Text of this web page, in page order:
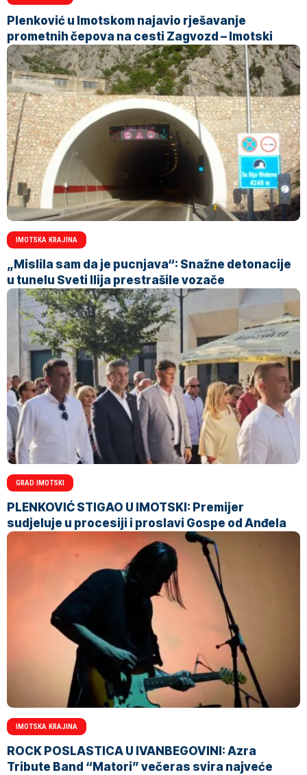
Plenković u Imotskom najavio rješavanje
prometnih čepova na cesti Zagvozd – Imotski
IMOTSKA KRAJINA
„Mislila sam da je pucnjava“: Snažne detonacije
u tunelu Sveti Ilija prestrašile vozače
GRAD IMOTSKI
PLENKOVIĆ STIGAO U IMOTSKI: Premijer
sudjeluje u procesiji i proslavi Gospe od Anđela
IMOTSKA KRAJINA
ROCK POSLASTICA U IVANBEGOVINI: Azra
Tribute Band “Matori” večeras svira najveće